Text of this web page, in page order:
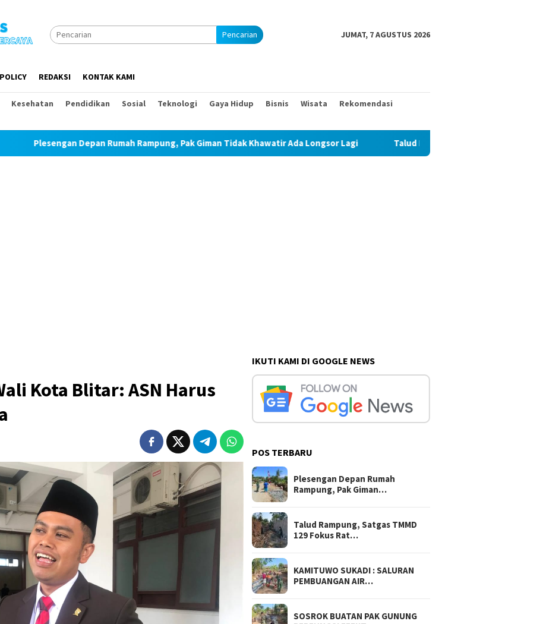
Pencarian JUMAT, 7 AGUSTUS 2026
REDAKSI KONTAK KAMI
Kesehatan Pendidikan Sosial Teknologi Gaya Hidup Bisnis Wisata
Rekomendasi
Depan Rumah Rampung, Pak Giman Tidak Khawatir Ada Longsor Lagi Talud Rampung, Satgas TMMD 129 Fokus Ratakan
Kota Blitar: ASN Harus
IKUTI KAMI DI GOOGLE NEWS
POS TERBARU
Plesengan Depan Rumah
Rampung, Pak Giman…
Talud Rampung, Satgas TMMD
129 Fokus Rat…
KAMITUWO SUKADI : SALURAN
PEMBUANGAN AIR…
SOSROK BUATAN PAK GUNUNG